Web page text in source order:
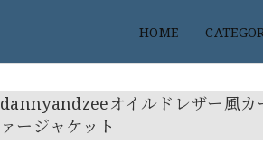
HOME
dannyandzeeオイルドレザー風カ
ァージャケット